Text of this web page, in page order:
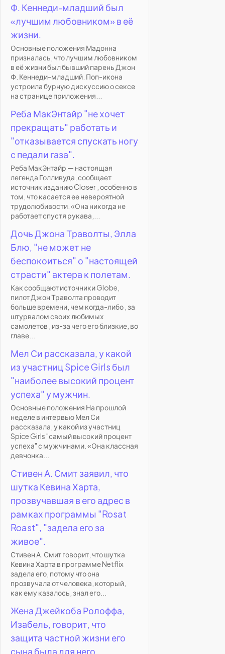
Ф. Кеннеди-младший был
«лучшим любовником» в её
жизни.
Основные положения Мадонна
призналась, что лучшим любовником
в её жизни был бывший парень Джон
Ф. Кеннеди-младший. Поп-икона
устроила бурную дискуссию о сексе
на странице приложения...
Реба МакЭнтайр "не хочет
прекращать" работать и
"отказывается спускать ногу
с педали газа".
Реба МакЭнтайр — настоящая
легенда Голливуда, сообщает
источник изданию Closer , особенно в
том, что касается ее невероятной
трудолюбивости. «Она никогда не
работает спустя рукава,...
Дочь Джона Траволты, Элла
Блю, "не может не
беспокоиться" о "настоящей
страсти" актера к полетам.
Как сообщают источники Globe,
пилот Джон Траволта проводит
больше времени, чем когда-либо , за
штурвалом своих любимых
самолетов , из-за чего его близкие, во
главе...
Мел Си рассказала, у какой
из участниц Spice Girls был
"наиболее высокий процент
успеха" у мужчин.
Основные положения На прошлой
неделе в интервью Мел Си
рассказала, у какой из участниц
Spice Girls "самый высокий процент
успеха" с мужчинами. «Она классная
девчонка...
Стивен А. Смит заявил, что
шутка Кевина Харта,
прозвучавшая в его адрес в
рамках программы "Rosat
Roast", "задела его за
живое".
Стивен А. Смит говорит, что шутка
Кевина Харта в программе Netflix
задела его, потому что она
прозвучала от человека, который,
как ему казалось, знал его...
Жена Джейкоба Ролоффа,
Изабель, говорит, что
защита частной жизни его
сына была для него